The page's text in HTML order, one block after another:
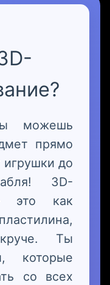
можешь
прямо
до
3D-
это как
Ты
которые
со всех